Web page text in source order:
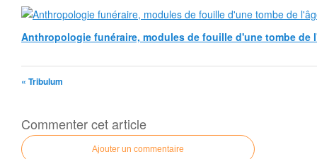
Anthropologie funéraire, modules de fouille d'une tombe de
« Tribulum
Commenter cet article
Ajouter un commentaire